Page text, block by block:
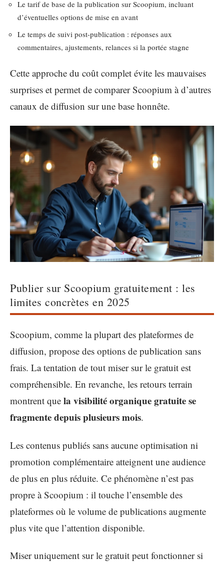
Le tarif de base de la publication sur Scoopium, incluant
d’éventuelles options de mise en avant
Le temps de suivi post-publication : réponses aux
commentaires, ajustements, relances si la portée stagne
Cette approche du coût complet évite les mauvaises
surprises et permet de comparer Scoopium à d’autres
canaux de diffusion sur une base honnête.
Publier sur Scoopium gratuitement : les
limites concrètes en 2025
Scoopium, comme la plupart des plateformes de
diffusion, propose des options de publication sans
frais. La tentation de tout miser sur le gratuit est
compréhensible. En revanche, les retours terrain
montrent que la visibilité organique gratuite se
fragmente depuis plusieurs mois.
Les contenus publiés sans aucune optimisation ni
promotion complémentaire atteignent une audience
de plus en plus réduite. Ce phénomène n’est pas
propre à Scoopium : il touche l’ensemble des
plateformes où le volume de publications augmente
plus vite que l’attention disponible.
Miser uniquement sur le gratuit peut fonctionner si